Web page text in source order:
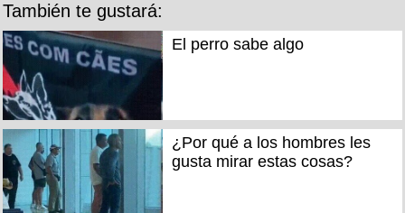
También te gustará:
El perro sabe algo
¿Por qué a los hombres les
gusta mirar estas cosas?